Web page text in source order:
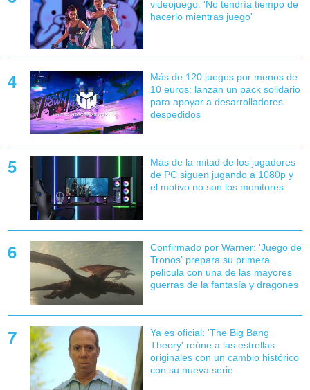
videojuego: 'No tendría tiempo de
hacerlo mientras juego'
Más de 120 juegos por menos de
10 euros: lanzan un pack solidario
para apoyar a desarrolladores
despedidos
Más de la mitad de los jugadores
de PC siguen jugando a 1080p y
el motivo no son los monitores
Confirmado por Warner: 'Juego de
Tronos' prepara su primera
película con una de las mayores
guerras de la fantasía y dragones
Ya es oficial: 'The Big Bang
Theory' reúne a las estrellas
originales con un cambio histórico
con su nueva serie